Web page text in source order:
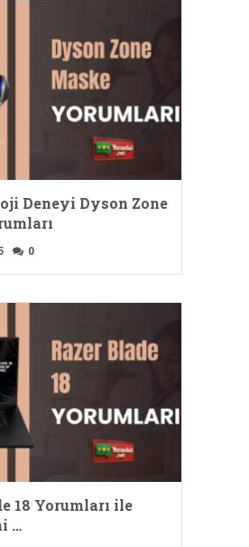
Deneyi Dyson Zone
0
18 Yorumları ile
…